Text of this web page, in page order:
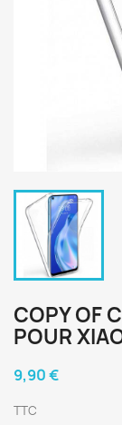
COPY OF
POUR
9,90 €
TTC